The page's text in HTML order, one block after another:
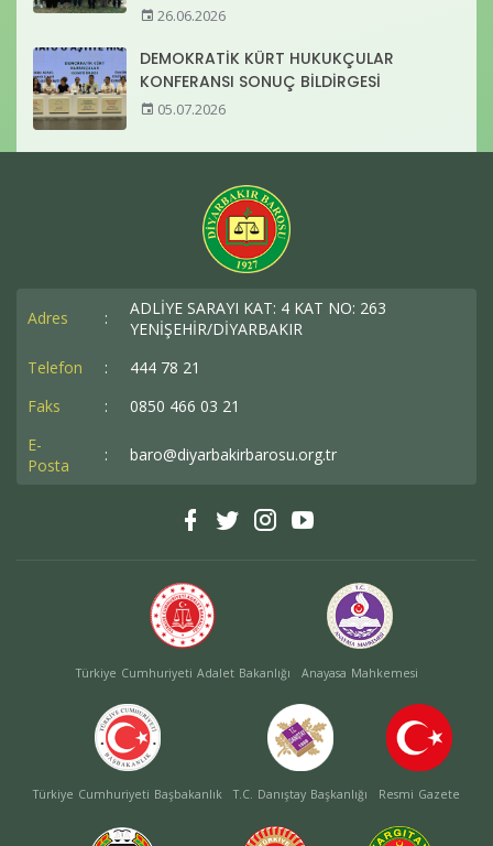
26.06.2026
DEMOKRATİK KÜRT HUKUKÇULAR
KONFERANSI SONUÇ BİLDİRGESİ
05.07.2026
Adres :
ADLİYE SARAYI KAT: 4 KAT NO: 263
YENİŞEHİR/DİYARBAKIR
Telefon
:
444 78 21
Faks
:
0850 466 03 21
E-
Posta
: baro@diyarbakirbarosu.org.tr
Türkiye Cumhuriyeti Adalet Bakanlığı Anayasa Mahkemesi
Türkiye Cumhuriyeti Başbakanlık T.C. Danıştay Başkanlığı Resmi Gazete